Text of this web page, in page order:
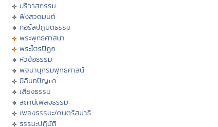
ปริวาสกรรม
ฟังสวดมนต์
คอร์สปฏิบัติธรรม
พระพุทธศาสนา
พระไตรปิฏก
หัวข้อธรรม
พจนานุกรมพุทธศาสน์
มิลินทปัญหา
เสียงธรรม
สถานีเพลงธรรมะ
เพลงธรรมะ/ดนตรีสมาธิ
ธรรมะปฏิบัติ